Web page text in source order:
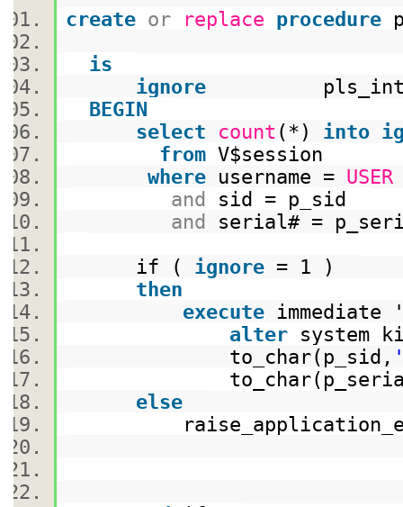
create or replace procedure
is
ignore
BEGIN
select
count (*) into
from V$session
where username = USER
and sid = p_sid
and serial# =
if ( ignore = 1 )
then
execute
alter system
to_char(p_sid,
else